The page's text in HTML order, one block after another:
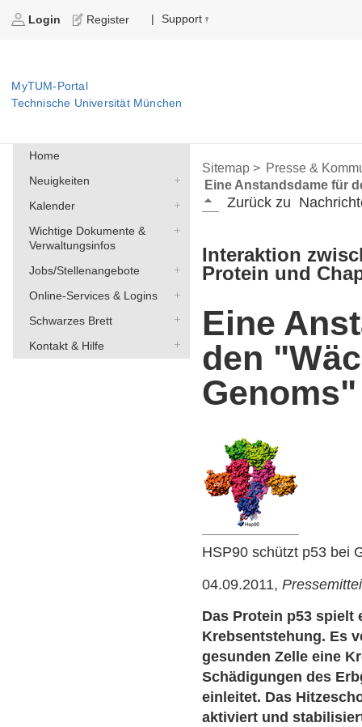
Login Register | Support
MyTUM-Portal
Technische Universität München
Home
Neuigkeiten
Kalender
Wichtige Dokumente &
Verwaltungsinfos
Jobs/Stellenangebote
Online-Services & Logins
Schwarzes Brett
Kontakt & Hilfe
Sitemap > Presse &
Eine Anstandsdame für
Zurück zu
Interaktion
Protein und
Eine
den
Genoms"
HSP90 schützt p53 bei
04.09.2011,
Das Protein p53 spielt
Krebsentstehung. Es
gesunden Zelle eine
Schädigungen des
einleitet. Das
aktiviert und